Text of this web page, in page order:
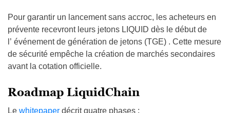
Pour garantir un lancement sans accroc, les acheteurs en
prévente recevront leurs jetons LIQUID dès le début de
l’ événement de génération de jetons (TGE) . Cette mesure
de sécurité empêche la création de marchés secondaires
avant la cotation officielle.
Roadmap LiquidChain
Le whitepaper décrit quatre phases :